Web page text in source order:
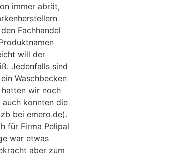
immer abrät,
Fachhandel
will der
Jedenfalls sind
Waschbecken
wir noch
konnten die
bei emero.de).
für Firma Pelipal
war etwas
aber zum